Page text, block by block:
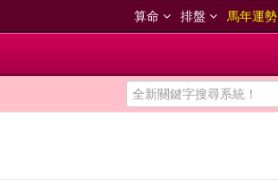
算命 排盤 馬年運勢